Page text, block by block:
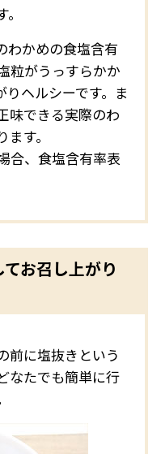
わかめの食塩含有
粒がうっすらかか
ヘルシーです。ま
味できる実際のわ
す。
合、食塩含有率表
お召し上がり
前に塩抜きという
なたでも簡単に行